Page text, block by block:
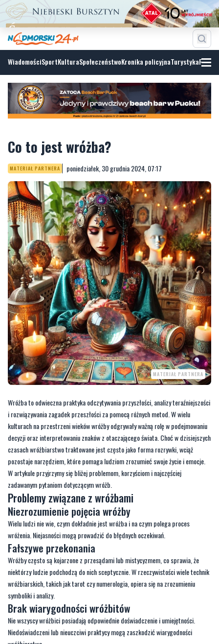
WiadomościSportKulturaSpołeczeństwoKronika policyjnaTurystyka
Co to jest wróżba?
MATERIAŁ PARTNERA poniedziałek, 30 grudnia 2024, 07:17
MATERIAŁ PARTNERA
Wróżba to odwieczna praktyka odczytywania przyszłości, analizy teraźniejszości
i rozwiązywania zagadek przeszłości za pomocą różnych metod. W wielu
kulturach na przestrzeni wieków wróżby odgrywały ważną rolę w podejmowaniu
decyzji oraz interpretowaniu znaków z otaczającego świata. Choć w dzisiejszych
czasach wróżbiarstwo traktowane jest często jako forma rozrywki, wciąż
pozostaje narzędziem, które pomaga ludziom zrozumieć swoje życie i emocje.
W artykule przyjrzymy się bliżej problemom, korzyściom i najczęściej
zadawanym pytaniom dotyczącym wróżb.
Problemy związane z wróżbami
Niezrozumienie pojęcia wróżby
Wielu ludzi nie wie, czym dokładnie jest wróżba i na czym polega proces
wróżenia. Niejasności mogą prowadzić do błędnych oczekiwań.
Fałszywe przekonania
Wróżby często są kojarzone z przesądami lub mistycyzmem, co sprawia, że
niektórzy ludzie podchodzą do nich sceptycznie. W rzeczywistości wiele technik
wróżbiarskich, takich jak tarot czy numerologia, opiera się na zrozumieniu
symboliki i analizy.
Brak wiarygodności wróżbitów
Nie wszyscy wróżbici posiadają odpowiednie doświadczenie i umiejętności.
Niedoświadczeni lub nieuczciwi praktycy mogą zaszkodzić wiarygodności